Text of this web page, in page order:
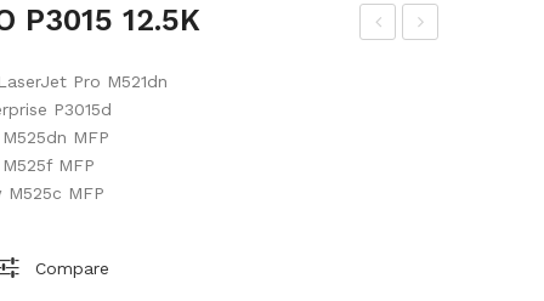
P3015 12.5K
Pro M521dn
P3015d
MFP
MFP
MFP
Compare